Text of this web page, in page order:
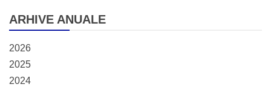
ARHIVE ANUALE
2026
2025
2024